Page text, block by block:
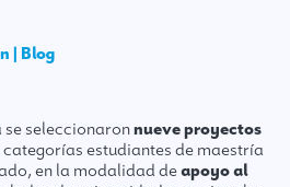
| Blog
se seleccionaronnueve proyectos
categorías estudiantes de maestría
en la modalidad deapoyo al